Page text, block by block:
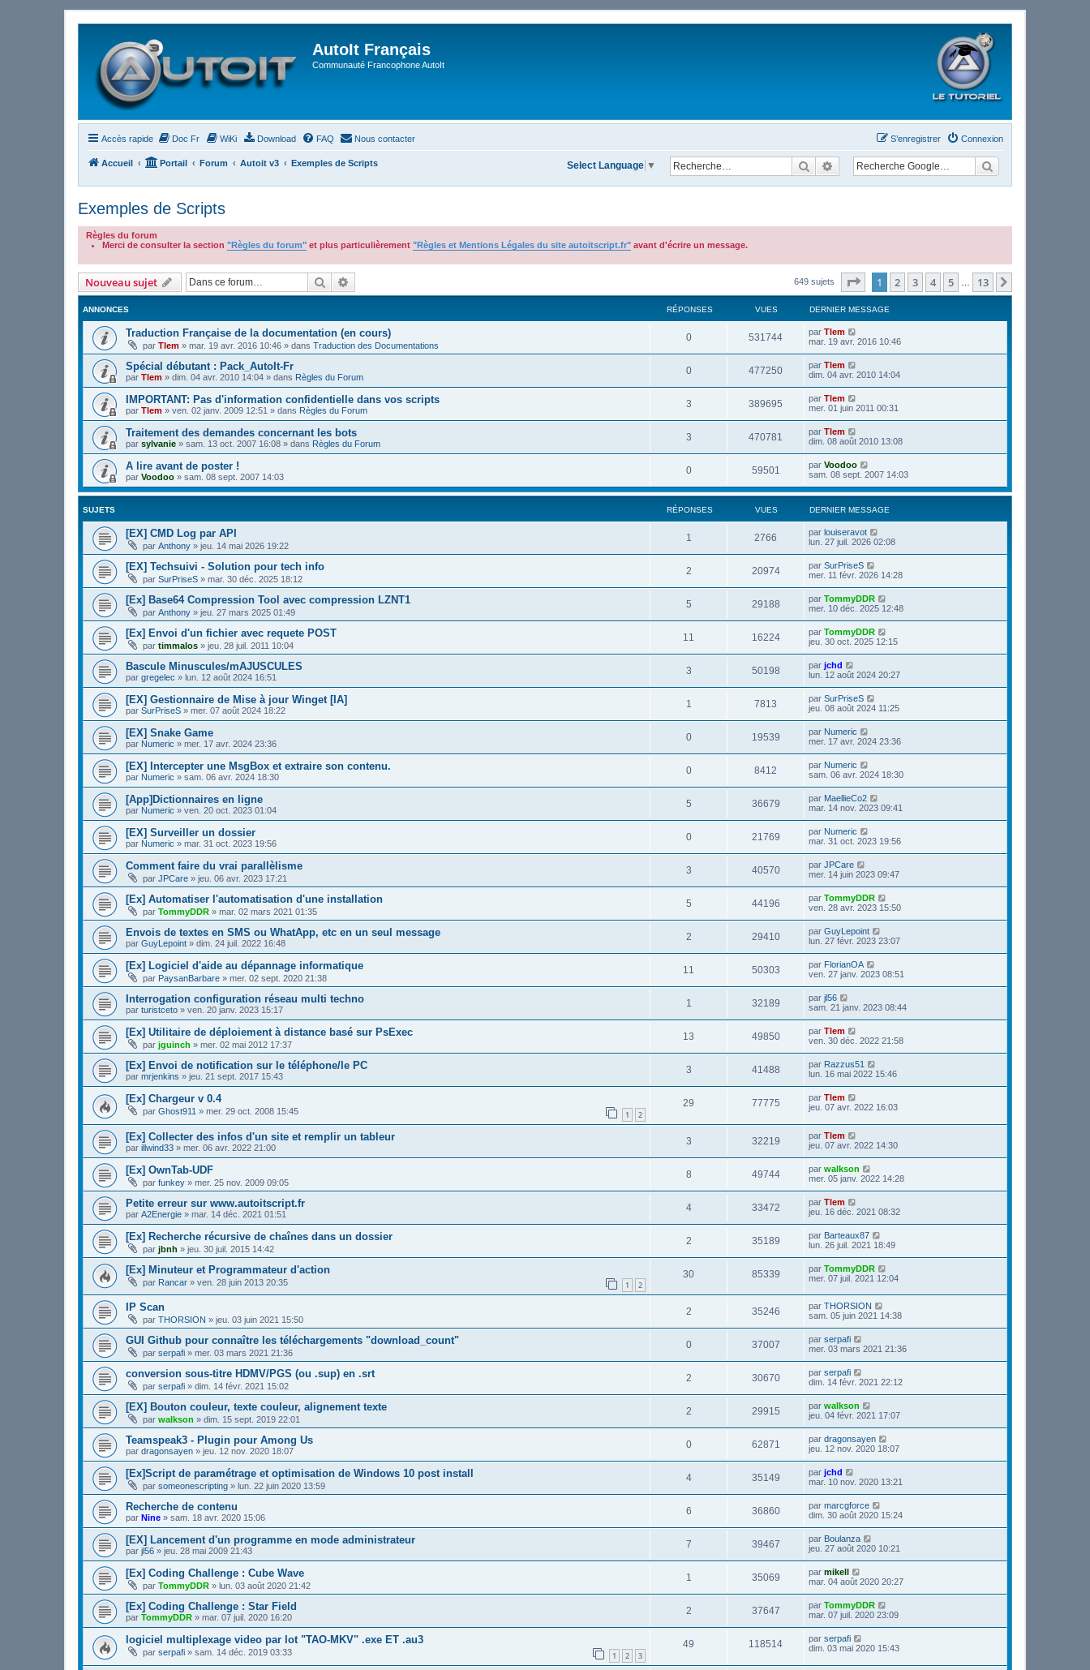
AutoIt Français
Communauté Francophone AutoIt
Accès rapide Doc Fr WiKi Download FAQ Nous contacter Connexion
S’enregistrer
Accueil Portail Forum Autoit v3 Exemples de Scripts RechercherRecherche avancée
Select Language ▼
Exemples de Scripts
Règles du forum
Merci de consulter la section "Règles du forum" et plus particulièrement "Règles et Mentions Légales du site autoitscript.fr" avant d'écrire un message.
Nouveau sujet Rechercher 649 sujets Page sur13
1 2 3 4 5 13
ANNONCES RÉPONSES VUES DERNIER MESSAGE
Traduction Française de la documentation (en cours)
par Tlem » mar. 19 avr. 2016 10:46 » dans Traduction des Documentations
0 531744 par Tlem
mar. 19 avr. 2016 10:46
Spécial débutant : Pack_AutoIt-Fr
par Tlem » dim. 04 avr. 2010 14:04 » dans Règles du Forum
0 477250 par Tlem
dim. 04 avr. 2010 14:04
IMPORTANT: Pas d'information confidentielle dans vos scripts
par Tlem » ven. 02 janv. 2009 12:51 » dans Règles du Forum
3 389695 par Tlem
mer. 01 juin 2011 00:31
Traitement des demandes concernant les bots
par sylvanie » sam. 13 oct. 2007 16:08 » dans Règles du Forum
3 470781 par Tlem
dim. 08 août 2010 13:08
A lire avant de poster !
par Voodoo » sam. 08 sept. 2007 14:03
0 59501 par Voodoo
sam. 08 sept. 2007 14:03
SUJETS RÉPONSES VUES DERNIER MESSAGE
[EX] CMD Log par API
par Anthony » jeu. 14 mai 2026 19:22
1 2766 par louiseravot
lun. 27 juil. 2026 02:08
[EX] Techsuivi - Solution pour tech info
par SurPriseS » mar. 30 déc. 2025 18:12
2 20974 par SurPriseS
mer. 11 févr. 2026 14:28
[Ex] Base64 Compression Tool avec compression LZNT1
par Anthony » jeu. 27 mars 2025 01:49
5 29188 par TommyDDR
mer. 10 déc. 2025 12:48
[Ex] Envoi d'un fichier avec requete POST
par timmalos » jeu. 28 juil. 2011 10:04
11 16224 par TommyDDR
jeu. 30 oct. 2025 12:15
Bascule Minuscules/mAJUSCULES
par gregelec » lun. 12 août 2024 16:51
3 50198 par jchd
lun. 12 août 2024 20:27
[EX] Gestionnaire de Mise à jour Winget [IA]
par SurPriseS » mer. 07 août 2024 18:22
1 7813 par SurPriseS
jeu. 08 août 2024 11:25
[EX] Snake Game
par Numeric » mer. 17 avr. 2024 23:36
0 19539 par Numeric
mer. 17 avr. 2024 23:36
[EX] Intercepter une MsgBox et extraire son contenu.
par Numeric » sam. 06 avr. 2024 18:30
0 8412 par Numeric
sam. 06 avr. 2024 18:30
[App]Dictionnaires en ligne
par Numeric » ven. 20 oct. 2023 01:04
5 36679 par MaellieCo2
mar. 14 nov. 2023 09:41
[EX] Surveiller un dossier
par Numeric » mar. 31 oct. 2023 19:56
0 21769 par Numeric
mar. 31 oct. 2023 19:56
Comment faire du vrai parallèlisme
par JPCare » jeu. 06 avr. 2023 17:21
3 40570 par JPCare
mer. 14 juin 2023 09:47
[Ex] Automatiser l'automatisation d'une installation
par TommyDDR » mar. 02 mars 2021 01:35
5 44196 par TommyDDR
ven. 28 avr. 2023 15:50
Envois de textes en SMS ou WhatApp, etc en un seul message
par GuyLepoint » dim. 24 juil. 2022 16:48
2 29410 par GuyLepoint
lun. 27 févr. 2023 23:07
[Ex] Logiciel d'aide au dépannage informatique
par PaysanBarbare » mer. 02 sept. 2020 21:38
11 50303 par FlorianOA
ven. 27 janv. 2023 08:51
Interrogation configuration réseau multi techno
par turistceto » ven. 20 janv. 2023 15:17
1 32189 par jl56
sam. 21 janv. 2023 08:44
[Ex] Utilitaire de déploiement à distance basé sur PsExec
par jguinch » mer. 02 mai 2012 17:37
13 49850 par Tlem
ven. 30 déc. 2022 21:58
[Ex] Envoi de notification sur le téléphone/le PC
par mrjenkins » jeu. 21 sept. 2017 15:43
3 41488 par Razzus51
lun. 16 mai 2022 15:46
[Ex] Chargeur v 0.4
par Ghost911 » mer. 29 oct. 2008 15:45 1 2
29 77775 par Tlem
jeu. 07 avr. 2022 16:03
[Ex] Collecter des infos d'un site et remplir un tableur
par illwind33 » mer. 06 avr. 2022 21:00
3 32219 par Tlem
jeu. 07 avr. 2022 14:30
[Ex] OwnTab-UDF
par funkey » mer. 25 nov. 2009 09:05
8 49744 par walkson
mer. 05 janv. 2022 14:28
Petite erreur sur www.autoitscript.fr
par A2Energie » mar. 14 déc. 2021 01:51
4 33472 par Tlem
jeu. 16 déc. 2021 08:32
[Ex] Recherche récursive de chaînes dans un dossier
par jbnh » jeu. 30 juil. 2015 14:42
2 35189 par Barteaux87
lun. 26 juil. 2021 18:49
[Ex] Minuteur et Programmateur d'action
par Rancar » ven. 28 juin 2013 20:35 1 2
30 85339 par TommyDDR
mer. 07 juil. 2021 12:04
IP Scan
par THORSION » jeu. 03 juin 2021 15:50
2 35246 par THORSION
sam. 05 juin 2021 14:38
GUI Github pour connaître les téléchargements "download_count"
par serpafi » mer. 03 mars 2021 21:36
0 37007 par serpafi
mer. 03 mars 2021 21:36
conversion sous-titre HDMV/PGS (ou .sup) en .srt
par serpafi » dim. 14 févr. 2021 15:02
2 30670 par serpafi
dim. 14 févr. 2021 22:12
[EX] Bouton couleur, texte couleur, alignement texte
par walkson » dim. 15 sept. 2019 22:01
2 29915 par walkson
jeu. 04 févr. 2021 17:07
Teamspeak3 - Plugin pour Among Us
par dragonsayen » jeu. 12 nov. 2020 18:07
0 62871 par dragonsayen
jeu. 12 nov. 2020 18:07
[Ex]Script de paramétrage et optimisation de Windows 10 post install
par someonescripting » lun. 22 juin 2020 13:59
4 35149 par jchd
mar. 10 nov. 2020 13:21
Recherche de contenu
par Nine » sam. 18 avr. 2020 15:06
6 36860 par marcgforce
dim. 30 août 2020 15:24
[EX] Lancement d'un programme en mode administrateur
par jl56 » jeu. 28 mai 2009 21:43
7 39467 par Boulanza
jeu. 27 août 2020 10:21
[Ex] Coding Challenge : Cube Wave
par TommyDDR » lun. 03 août 2020 21:42
1 35069 par mikell
mar. 04 août 2020 20:27
[Ex] Coding Challenge : Star Field
par TommyDDR » mar. 07 juil. 2020 16:20
2 37647 par TommyDDR
mar. 07 juil. 2020 23:09
logiciel multiplexage video par lot "TAO-MKV" .exe ET .au3
par serpafi » sam. 14 déc. 2019 03:33 1 2 3
49 118514 par serpafi
dim. 03 mai 2020 15:43